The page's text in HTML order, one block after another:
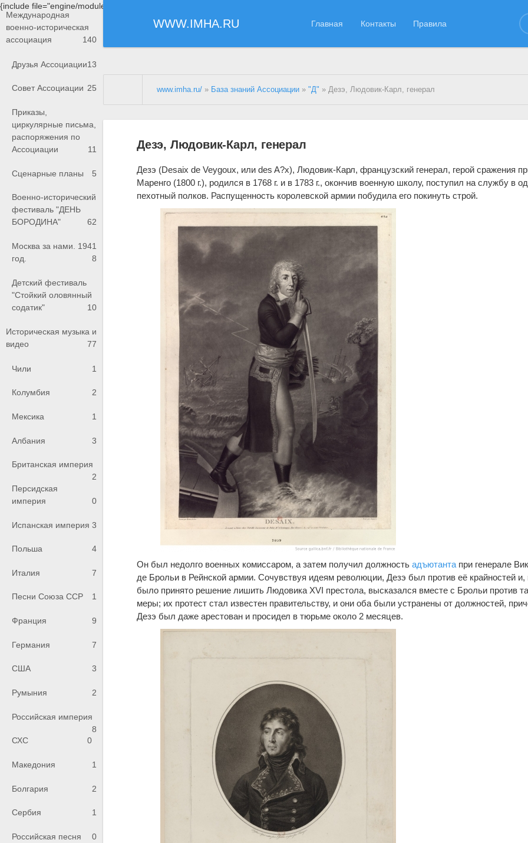
{include file="engine/modules/saperu/head.php"}
WWW.IMHA.RU Главная Контакты Правила
Международная
военно-историческая
ассоциация
140
Друзья Ассоциации13
Совет Ассоциации 25
Приказы,
циркулярные письма,
распоряжения по
Ассоциации
11
Сценарные планы 5
Военно-исторический
фестиваль "ДЕНЬ
БОРОДИНА"
62
Москва за нами. 1941
год.
8
Детский фестиваль
"Стойкий оловянный
содатик"
10
Историческая музыка и
видео
77
Чили 1
Колумбия 2
Мексика 1
Албания 3
Британская империя
2
Персидская
империя
0
Испанская империя 3
Польша 4
Италия 7
Песни Союза ССР 1
Франция 9
Германия 7
США 3
Румыния 2
Российская империя
8
СХС
0
Македония 1
Болгария 2
Сербия 1
Российская песня 0
www.imha.ru/ » База знаний Ассоциации »"Д" » Дезэ, Людовик-Карл, генерал
Дезэ, Людовик-Карл, генерал
Дезэ (Desaix de Veygoux, или des A?x), Людовик-Карл, французский генерал, герой сражения
Маренго (1800 г.), родился в 1768 г. и в 1783 г., окончив военную школу, поступил на службу в
пехотный полков. Распущенность королевской армии побудила его покинуть строй.
Он был недолго военных комиссаром, а затем получил должностьадъютанта при генерале
де Брольи в Рейнской армии. Сочувствуя идеям революции, Дезэ был против её крайностей и,
было принято решение лишить Людовика XVI престола, высказался вместе с Брольи против
меры; их протест стал известен правительству, и они оба были устранены от должностей,
Дезэ был даже арестован и просидел в тюрьме около 2 месяцев.